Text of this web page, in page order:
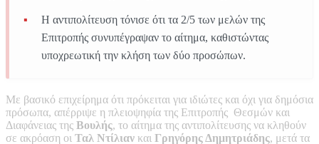
Η αντιπολίτευση τόνισε ότι τα 2/5 των μελών της
Επιτροπής συνυπέγραψαν το αίτημα, καθιστώντας
υποχρεωτική την κλήση των δύο προσώπων.
Με βασικό επιχείρημα ότι πρόκειται για ιδιώτες και όχι για δημόσια
πρόσωπα, απέρριψε η πλειοψηφία της Επιτροπής Θεσμών και
Διαφάνειας της Βουλής, το αίτημα της αντιπολίτευσης να κληθούν
σε ακρόαση οι Ταλ Ντίλιαν και Γρηγόρης Δημητριάδης, μετά τα